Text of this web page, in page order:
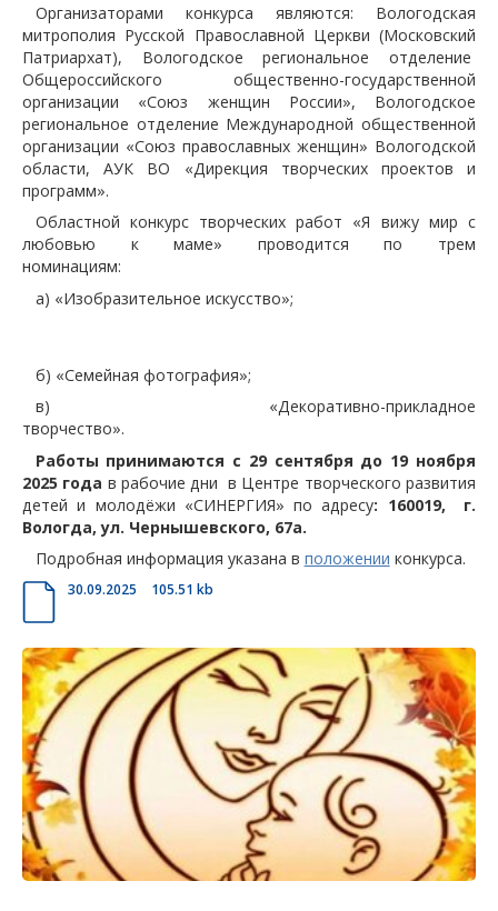
Организаторами конкурса являются: Вологодская
митрополия Русской Православной Церкви (Московский
Патриархат), Вологодское региональное отделение
Общероссийского общественно-государственной
организации «Союз женщин России», Вологодское
региональное отделение Международной общественной
организации «Союз православных женщин» Вологодской
области, АУК ВО «Дирекция творческих проектов и
программ».
Областной конкурс творческих работ «Я вижу мир с
любовью к маме» проводится по трем
номинациям:
а) «Изобразительное искусство»;
б) «Семейная фотография»;
в) «Декоративно-прикладное
Работы принимаются с 29 сентября до 19 ноября
2025 года в рабочие дни в Центре творческого развития
детей и молодёжи «СИНЕРГИЯ» по адресу: 160019, г.
Вологда, ул. Чернышевского, 67а.
Подробная информация указана в положении конкурса.
30.09.2025 105.51 kb